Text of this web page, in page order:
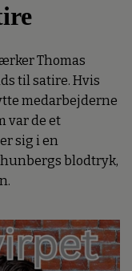
Thomas
til satire. Hvis
medarbejderne
var de et
sig i en
blodtryk,